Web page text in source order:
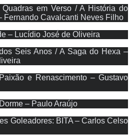
em Verso / A História do
Fernando Cavalcanti Neves Filho
– Lucídio José de Oliveira
Seis Anos / A Saga do Hexa –
e Renascimento – Gustavo
– Paulo Araújo
Goleadores: BITA – Carlos Celso